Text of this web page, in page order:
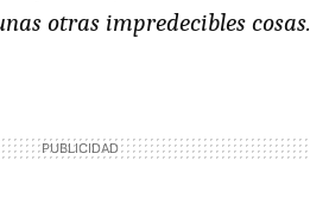
otras impredecibles cosas.